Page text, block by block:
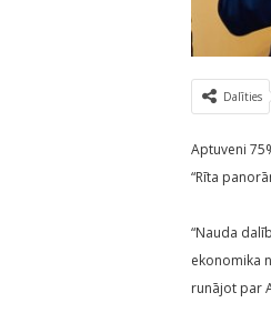
Dalīties
Aptuveni
“Rīta
“Nauda
ekonomika
runājot par